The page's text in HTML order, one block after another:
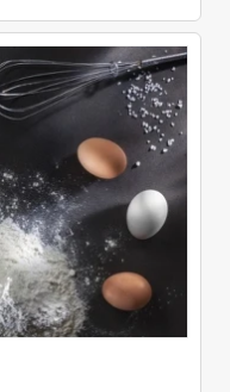
sobotę z aplikacją. Aldi
w skrócie:
świeże warzywa jedź